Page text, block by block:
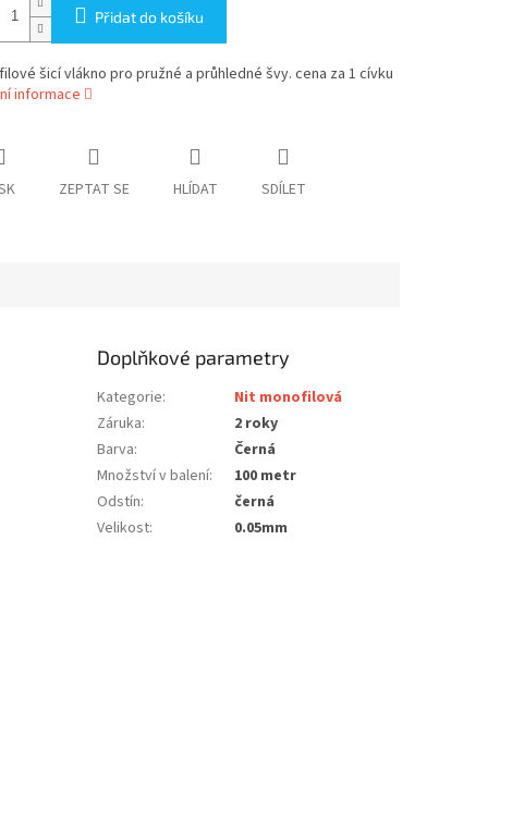
Přidat do košíku
šicí vlákno pro pružné a průhledné švy. cena za 1 cívku
informace
ZEPTAT SE HLÍDAT SDÍLET
Doplňkové parametry
Kategorie:
Nit monofilová
Záruka:
2 roky
Barva:
Černá
Množství v balení:
100 metr
Odstín:
černá
Velikost: 0.05mm